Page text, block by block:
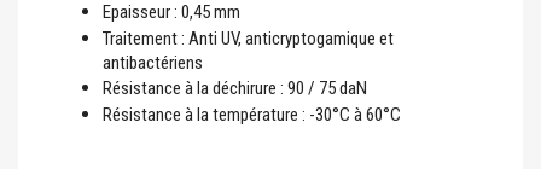
Epaisseur : 0,45 mm
Traitement : Anti UV, anticryptogamique et
antibactériens
Résistance à la déchirure : 90 / 75 daN
Résistance à la température : -30°C à 60°C